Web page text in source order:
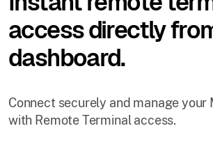
access directly
dashboard.
Connect securely and manage your
with Remote Terminal access.